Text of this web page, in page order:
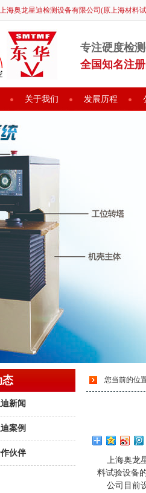
上海奥龙星迪检测设备有限公司(原上海材料
专注硬度检
全国知名注
关于我们 发展历程
态
新闻
案例
伙伴
您当前的位
上海奥龙
料试验设备
公司目前